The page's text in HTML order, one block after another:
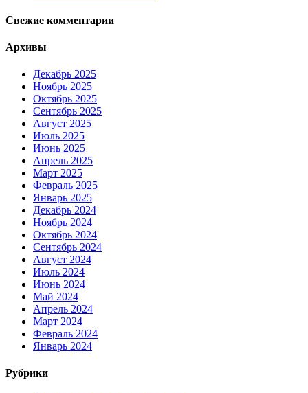
Свежие комментарии
Архивы
Декабрь 2025
Ноябрь 2025
Октябрь 2025
Сентябрь 2025
Август 2025
Июль 2025
Июнь 2025
Апрель 2025
Март 2025
Февраль 2025
Январь 2025
Декабрь 2024
Ноябрь 2024
Октябрь 2024
Сентябрь 2024
Август 2024
Июль 2024
Июнь 2024
Май 2024
Апрель 2024
Март 2024
Февраль 2024
Январь 2024
Рубрики